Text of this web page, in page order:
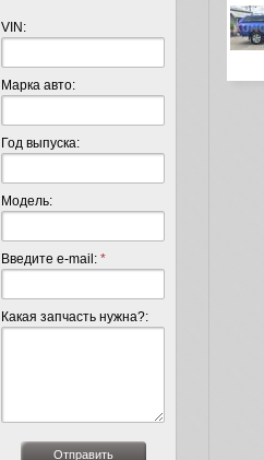
VIN:
Марка авто:
Год выпуска:
Модель:
Введите e-mail: *
Какая запчасть нужна?: